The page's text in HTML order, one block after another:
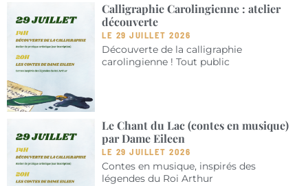
Calligraphie Carolingienne : atelier
découverte
LE 29 JUILLET 2026
Découverte de la calligraphie
carolingienne ! Tout public
Le Chant du Lac (contes en musique)
par Dame Eileen
LE 29 JUILLET 2026
Contes en musique, inspirés des
légendes du Roi Arthur